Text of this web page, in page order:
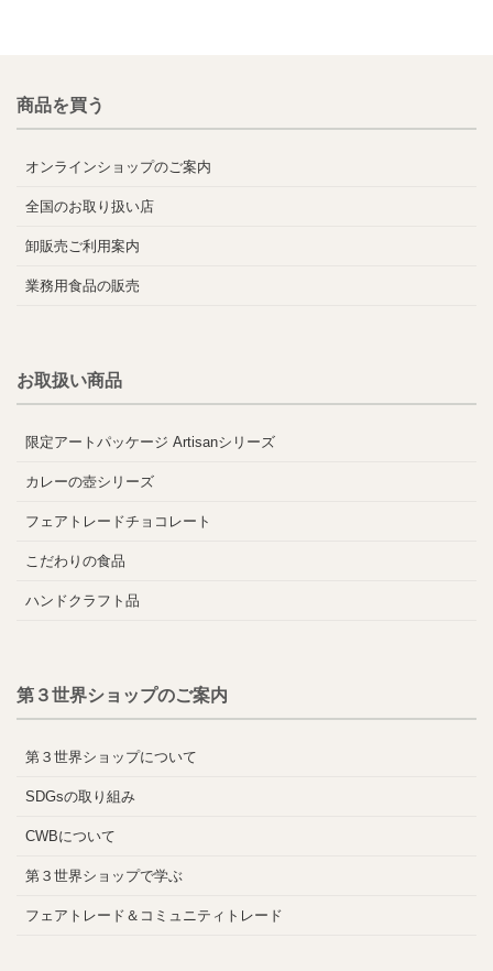
商品を買う
オンラインショップのご案内
全国のお取り扱い店
卸販売ご利用案内
業務用食品の販売
お取扱い商品
限定アートパッケージ Artisanシリーズ
カレーの壺シリーズ
フェアトレードチョコレート
こだわりの食品
ハンドクラフト品
第３世界ショップのご案内
第３世界ショップについて
SDGsの取り組み
CWBについて
第３世界ショップで学ぶ
フェアトレード＆コミュニティトレード